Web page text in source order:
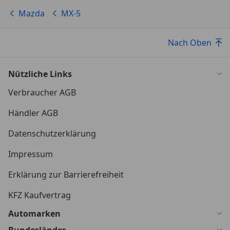
Mazda MX-5
Nach Oben
Nützliche Links
Verbraucher AGB
Händler AGB
Datenschutzerklärung
Impressum
Erklärung zur Barrierefreiheit
KFZ Kaufvertrag
Automarken